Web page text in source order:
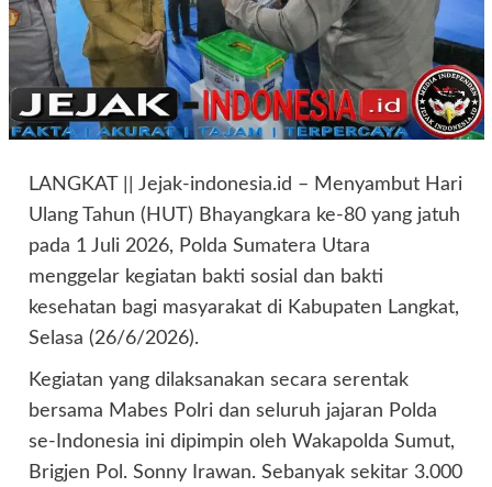
LANGKAT || Jejak-indonesia.id – Menyambut Hari
Ulang Tahun (HUT) Bhayangkara ke-80 yang jatuh
pada 1 Juli 2026, Polda Sumatera Utara
menggelar kegiatan bakti sosial dan bakti
kesehatan bagi masyarakat di Kabupaten Langkat,
Selasa (26/6/2026).
Kegiatan yang dilaksanakan secara serentak
bersama Mabes Polri dan seluruh jajaran Polda
se-Indonesia ini dipimpin oleh Wakapolda Sumut,
Brigjen Pol. Sonny Irawan. Sebanyak sekitar 3.000